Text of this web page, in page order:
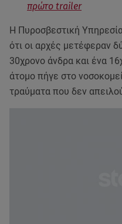
πρώτο trailer
Η Πυροσβεστική
ότι οι αρχές μετέφεραν
30χρονο άνδρα και ένα
άτομο πήγε στο
τραύματα που δεν